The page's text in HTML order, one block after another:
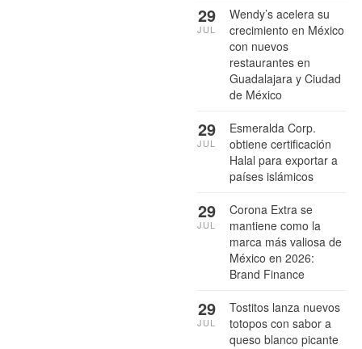
Wendy’s acelera su
crecimiento en México
con nuevos
restaurantes en
Guadalajara y Ciudad
de México
29
JUL
Esmeralda Corp.
obtiene certificación
Halal para exportar a
países islámicos
29
JUL
Corona Extra se
mantiene como la
marca más valiosa de
México en 2026:
Brand Finance
29
JUL
Tostitos lanza nuevos
totopos con sabor a
queso blanco picante
29
JUL